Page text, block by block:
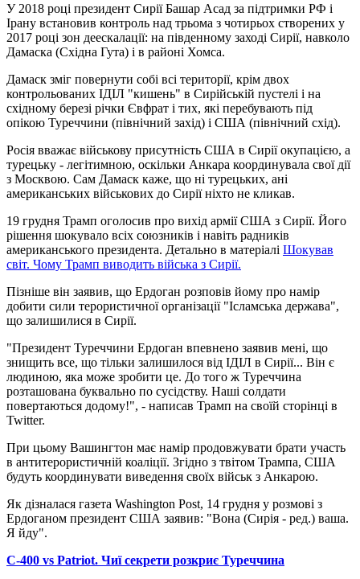
У 2018 році президент Сирії Башар Асад за підтримки РФ і
Ірану встановив контроль над трьома з чотирьох створених у
2017 році зон деескалації: на південному заході Сирії, навколо
Дамаска (Східна Гута) і в районі Хомса.
Дамаск зміг повернути собі всі території, крім двох
контрольованих ІДІЛ "кишень" в Сирійській пустелі і на
східному березі річки Євфрат і тих, які перебувають під
опікою Туреччини (північний захід) і США (північний схід).
Росія вважає військову присутність США в Сирії окупацією, а
турецьку - легітимною, оскільки Анкара координувала свої дії
з Москвою. Сам Дамаск каже, що ні турецьких, ані
американських військових до Сирії ніхто не кликав.
19 грудня Трамп оголосив про вихід армії США з Сирії. Його
рішення шокувало всіх союзників і навіть радників
американського президента. Детально в матеріалі Шокував
світ. Чому Трамп виводить війська з Сирії.
Пізніше він заявив, що Ердоган розповів йому про намір
добити сили терористичної організації "Ісламська держава",
що залишилися в Сирії.
"Президент Туреччини Ердоган впевнено заявив мені, що
знищить все, що тільки залишилося від ІДІЛ в Сирії... Він є
людиною, яка може зробити це. До того ж Туреччина
розташована буквально по сусідству. Наші солдати
повертаються додому!", - написав Трамп на своїй сторінці в
Twitter.
При цьому Вашингтон має намір продовжувати брати участь
в антитерористичній коаліції. Згідно з твітом Трампа, США
будуть координувати виведення своїх військ з Анкарою.
Як дізналася газета Washington Post, 14 грудня у розмові з
Ердоганом президент США заявив: "Вона (Сирія - ред.) ваша.
Я йду".
С-400 vs Patriot. Чиї секрети розкриє Туреччина